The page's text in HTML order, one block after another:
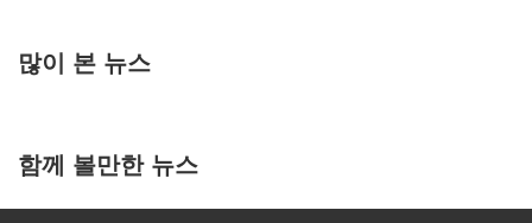
많이 본 뉴스
함께 볼만한 뉴스